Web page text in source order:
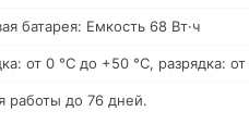
батарея: Емкость 68 Вт·ч
от 0 °C до +50 °C, разрядка:
работы до 76 дней.